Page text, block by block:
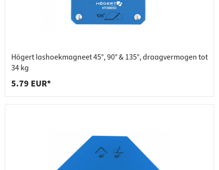
Högert lashoekmagneet 45°, 90° & 135°, draagvermogen tot
34 kg
5.79 EUR*